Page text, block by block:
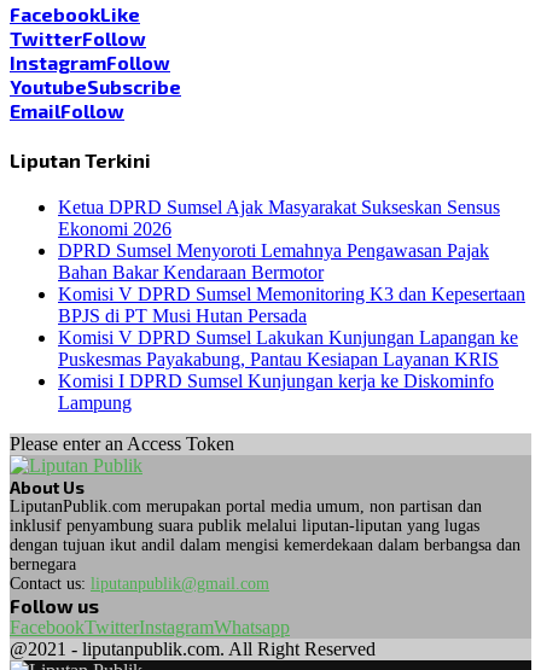
FacebookLike
TwitterFollow
InstagramFollow
YoutubeSubscribe
EmailFollow
Liputan Terkini
Ketua DPRD Sumsel Ajak Masyarakat Sukseskan Sensus
Ekonomi 2026
DPRD Sumsel Menyoroti Lemahnya Pengawasan Pajak
Bahan Bakar Kendaraan Bermotor
Komisi V DPRD Sumsel Memonitoring K3 dan Kepesertaan
BPJS di PT Musi Hutan Persada
Komisi V DPRD Sumsel Lakukan Kunjungan Lapangan ke
Puskesmas Payakabung, Pantau Kesiapan Layanan KRIS
Komisi I DPRD Sumsel Kunjungan kerja ke Diskominfo
Lampung
Please enter an Access Token
About Us
LiputanPublik.com merupakan portal media umum, non partisan dan
inklusif penyambung suara publik melalui liputan-liputan yang lugas
dengan tujuan ikut andil dalam mengisi kemerdekaan dalam berbangsa dan
bernegara
Contact us: liputanpublik@gmail.com
Follow us
FacebookTwitterInstagramWhatsapp
@2021 - liputanpublik.com. All Right Reserved